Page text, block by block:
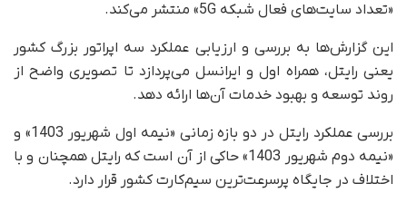
«تعداد سایت‌های فعال شبکه 5G» منتشر می‌کند.
این گزارش‌ها به بررسی و ارزیابی عملکرد سه اپراتور بزرگ کشور
یعنی رایتل، همراه اول و ایرانسل می‌پردازد تا تصویری واضح از
روند توسعه و بهبود خدمات آن‌ها ارائه دهد.
بررسی عملکرد رایتل در دو بازه زمانی «نیمه اول شهریور 1403» و
«نیمه دوم شهریور 1403» حاکی از آن است که رایتل همچنان و با
اختلاف در جایگاه پرسرعت‌ترین سیم‌کارت کشور قرار دارد.